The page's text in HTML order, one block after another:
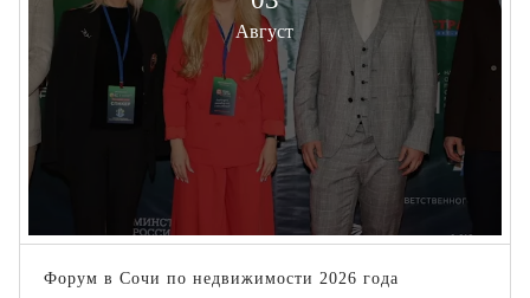
Август
Форум в Сочи по недвижимости 2026 года